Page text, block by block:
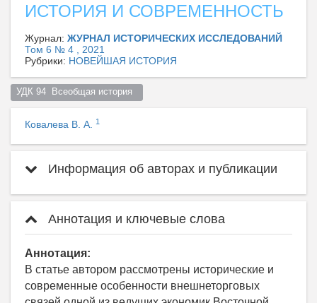
ИСТОРИЯ И СОВРЕМЕННОСТЬ
Журнал: ЖУРНАЛ ИСТОРИЧЕСКИХ ИССЛЕДОВАНИЙ
Том 6 № 4 , 2021
Рубрики: НОВЕЙШАЯ ИСТОРИЯ
УДК 94  Всеобщая история
Ковалева В. А. 1
Информация об авторах и публикации
Аннотация и ключевые слова
Аннотация:
В статье автором рассмотрены исторические и
современные особенности внешнеторговых